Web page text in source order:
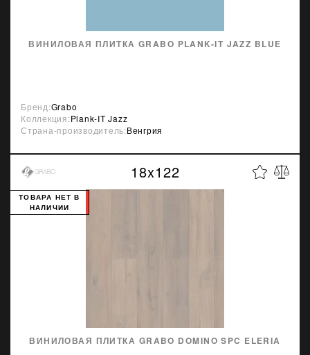
ВИНИЛОВАЯ ПЛИТКА GRABO PLANK-IT JAZZ BLUE
Бренд:Grabo
Коллекция:Plank-IT Jazz
Страна-производитель:Венгрия
18x122
ВИНИЛОВАЯ ПЛИТКА GRABO DOMINO SPC ELERIA
ТОВАРА НЕТ В
НАЛИЧИИ